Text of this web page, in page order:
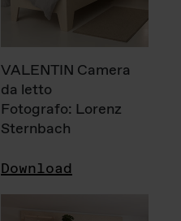
VALENTIN Camera
da letto
Fotografo: Lorenz
Sternbach
Download